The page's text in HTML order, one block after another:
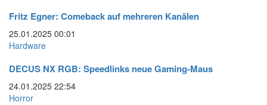
Fritz Egner: Comeback auf mehreren Kanälen
25.01.2025 00:01
Hardware
DECUS NX RGB: Speedlinks neue Gaming-Maus
24.01.2025 22:54
Horror